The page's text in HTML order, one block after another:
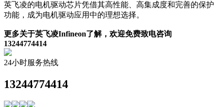
英飞凌的电机驱动芯片凭借其高性能、高集成度和完善的保护
功能，成为电机驱动应用中的理想选择。
更多关于英飞凌Infineon了解，欢迎免费致电咨询
13244774414
24小时服务热线
13244774414